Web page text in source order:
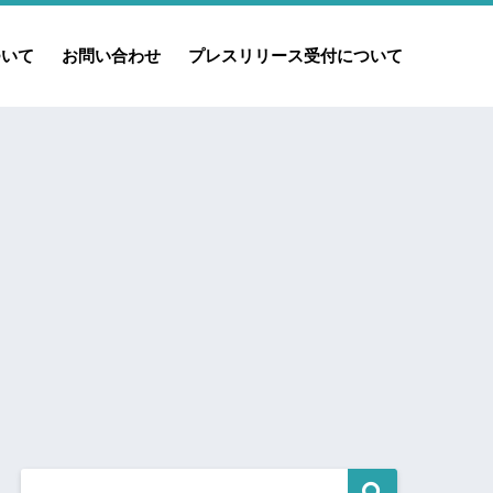
て お問い合わせ プレスリリース受付について